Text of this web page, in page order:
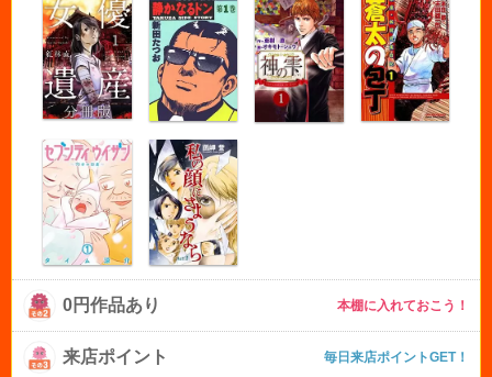
0円作品あり 本棚に入れておこう！
来店ポイント 毎日来店ポイントGET！